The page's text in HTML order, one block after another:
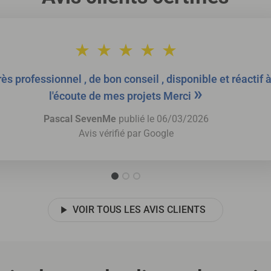
professionnel , de bon conseil , disponible et réactif à
l'écoute de mes projets Merci »
Pascal SevenMe publié le 06/03/2026
Avis vérifié par Google
VOIR TOUS LES AVIS CLIENTS